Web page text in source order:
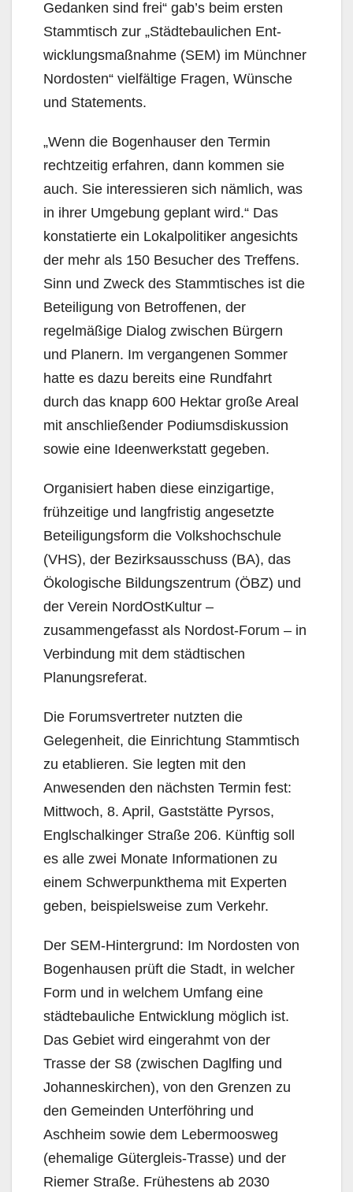
Gedanken sind frei“ gab’s beim ersten
Stammtisch zur „Städtebaulichen Ent­
wicklungsmaßnahme (SEM) im Münchner
Nordosten“ vielfältige Fragen, Wünsche
und Statements.
„Wenn die Bogenhauser den Termin
rechtzeitig erfahren, dann kommen sie
auch. Sie interessieren sich nämlich, was
in ihrer Umgebung geplant wird.“ Das
konstatierte ein Lokalpolitiker angesichts
der mehr als 150 Besucher des Treffens.
Sinn und Zweck des Stammtisches ist die
Beteiligung von Betroffenen, der
regelmäßige Dialog zwischen Bürgern
und Planern. Im vergangenen Sommer
hatte es dazu bereits eine Rundfahrt
durch das knapp 600 Hektar große Areal
mit anschließender Podiumsdiskussion
sowie eine Ideenwerkstatt gegeben.
Organisiert haben diese einzigartige,
frühzeitige und langfristig angesetzte
Beteiligungsform die Volkshochschule
(VHS), der Bezirksausschuss (BA), das
Ökologische Bildungszentrum (ÖBZ) und
der Verein NordOstKultur –
zusammengefasst als Nordost-Forum – in
Verbindung mit dem städtischen
Planungsreferat.
Die Forumsvertreter nutzten die
Gelegenheit, die Einrichtung Stammtisch
zu etablieren. Sie legten mit den
Anwesenden den nächsten Termin fest:
Mittwoch, 8. April, Gaststätte Pyrsos,
Englschal­kinger Straße 206. Künftig soll
es alle zwei Monate Informationen zu
einem Schwerpunkthema mit Experten
geben, beispielsweise zum Verkehr.
Der SEM-Hintergrund: Im Nordosten von
Bogenhausen prüft die Stadt, in welcher
Form und in welchem Umfang eine
städtebauliche Entwicklung möglich ist.
Das Gebiet wird eingerahmt von der
Trasse der S8 (zwischen Daglfing und
Johanneskirchen), von den Grenzen zu
den Gemeinden Unterföhring und
Aschheim sowie dem Lebermoosweg
(ehemalige Gütergleis-Trasse) und der
Riemer Straße. Frühestens ab 2030